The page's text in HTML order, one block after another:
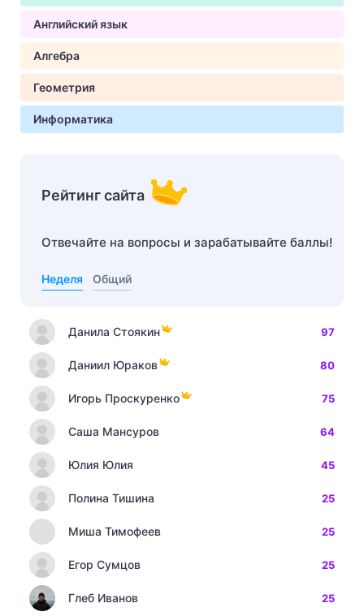
Английский язык
Алгебра
Геометрия
Информатика
Рейтинг сайта
Отвечайте на вопросы и зарабатывайте баллы!
Неделя Общий
Данила Стоякин 97
Даниил Юраков 80
Игорь Проскуренко 75
Саша Мансуров 64
Юлия Юлия 45
Полина Тишина 25
Миша Тимофеев 25
Егор Сумцов 25
Глеб Иванов 25